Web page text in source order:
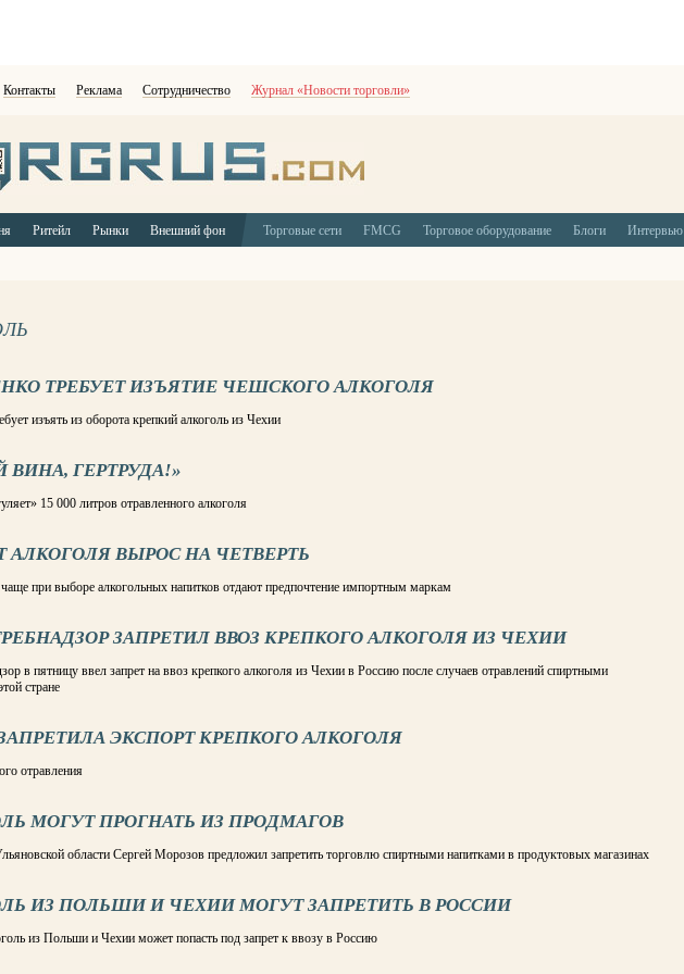
Контакты Реклама Сотрудничество Журнал «Новости торговли»
Ритейл Рынки Внешний фон Торговые сети FMCG Торговое оборудование Блоги Интервью
ТРЕБУЕТ ИЗЪЯТИЕ ЧЕШСКОГО АЛКОГОЛЯ
изъять из оборота крепкий алкоголь из Чехии
ВИНА, ГЕРТРУДА!»
15 000 литров отравленного алкоголя
АЛКОГОЛЯ ВЫРОС НА ЧЕТВЕРТЬ
чаще при выборе алкогольных напитков отдают предпочтение импортным маркам
ЗАПРЕТИЛ ВВОЗ КРЕПКОГО АЛКОГОЛЯ ИЗ ЧЕХИИ
в пятницу ввел запрет на ввоз крепкого алкоголя из Чехии в Россию после случаев отравлений спиртными
стране
ЭКСПОРТ КРЕПКОГО АЛКОГОЛЯ
отравления
МОГУТ ПРОГНАТЬ ИЗ ПРОДМАГОВ
области Сергей Морозов предложил запретить торговлю спиртными напитками в продуктовых магазинах
ИЗ ПОЛЬШИ И ЧЕХИИ МОГУТ ЗАПРЕТИТЬ В РОССИИ
из Польши и Чехии может попасть под запрет к ввозу в Россию